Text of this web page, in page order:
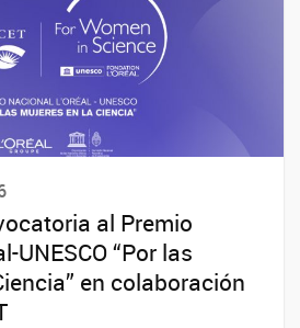
al Premio
UNESCO “Por las
en colaboración